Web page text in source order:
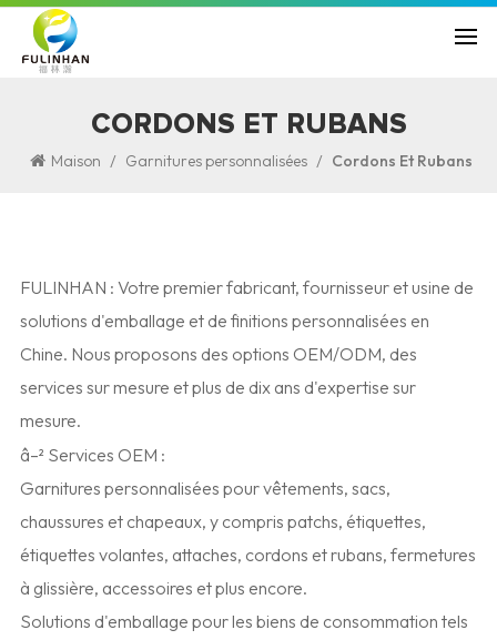
CORDONS ET RUBANS
Maison / Garnitures personnalisées / Cordons Et Rubans
FULINHAN : Votre premier fabricant, fournisseur et usine de
solutions d'emballage et de finitions personnalisées en
Chine. Nous proposons des options OEM/ODM, des
services sur mesure et plus de dix ans d'expertise sur
mesure.
â–² Services OEM :
Garnitures personnalisées pour vêtements, sacs,
chaussures et chapeaux, y compris patchs, étiquettes,
étiquettes volantes, attaches, cordons et rubans, fermetures
à glissière, accessoires et plus encore.
Solutions d'emballage pour les biens de consommation tels